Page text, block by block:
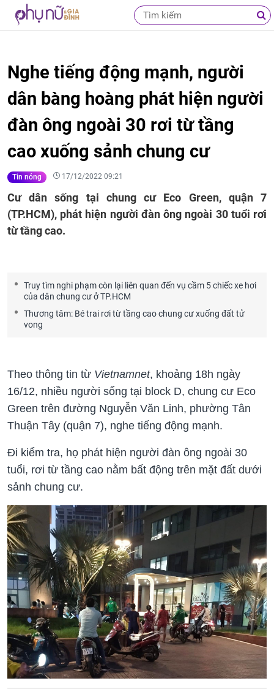
Nghe tiếng động mạnh, người
dân bàng hoàng phát hiện người
đàn ông ngoài 30 rơi từ tầng
cao xuống sảnh chung cư
Tin nóng 17/12/2022 09:21
Cư dân sống tại chung cư Eco Green, quận 7
(TP.HCM), phát hiện người đàn ông ngoài 30 tuổi rơi
từ tầng cao.
Truy tìm nghi phạm còn lại liên quan đến vụ cầm 5 chiếc xe hơi
của dân chung cư ở TP.HCM
Thương tâm: Bé trai rơi từ tầng cao chung cư xuống đất tử
vong
Theo thông tin từ Vietnamnet, khoảng 18h ngày
16/12, nhiều người sống tại block D, chung cư Eco
Green trên đường Nguyễn Văn Linh, phường Tân
Thuận Tây (quận 7), nghe tiếng động mạnh.
Đi kiểm tra, họ phát hiện người đàn ông ngoài 30
tuổi, rơi từ tầng cao nằm bất động trên mặt đất dưới
sảnh chung cư.